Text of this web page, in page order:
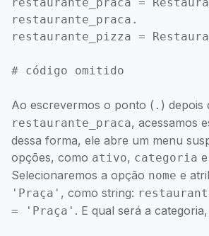
restaurante_praca.
restaurante_pizza =
Ao escrevermos o ponto ( . ) depois
restaurante_praca, acessamos
dessa forma, ele abre um menu
opções, como ativo, categoria e
Selecionaremos a opção nome e
'Praça' , como string:
= 'Praça' . E qual será a categoria,